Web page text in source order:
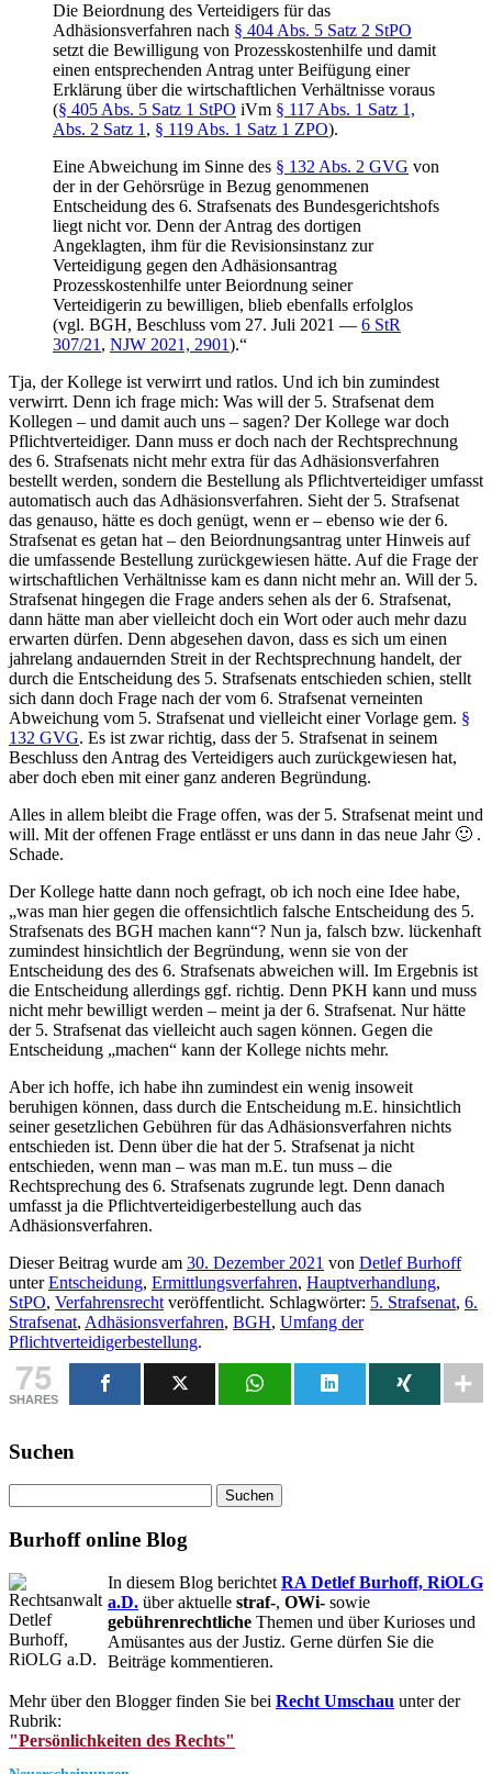
Die Beiordnung des Verteidigers für das
Adhäsionsverfahren nach § 404 Abs. 5 Satz 2 StPO
setzt die Bewilligung von Prozesskostenhilfe und damit
einen entsprechenden Antrag unter Beifügung einer
Erklärung über die wirtschaftlichen Verhältnisse voraus
(§ 405 Abs. 5 Satz 1 StPO iVm § 117 Abs. 1 Satz 1,
Abs. 2 Satz 1 , § 119 Abs. 1 Satz 1 ZPO).
Eine Abweichung im Sinne des § 132 Abs. 2 GVG von
der in der Gehörsrüge in Bezug genommenen
Entscheidung des 6. Strafsenats des Bundesgerichtshofs
liegt nicht vor. Denn der Antrag des dortigen
Angeklagten, ihm für die Revisionsinstanz zur
Verteidigung gegen den Adhäsionsantrag
Prozesskostenhilfe unter Beiordnung seiner
Verteidigerin zu bewilligen, blieb ebenfalls erfolglos
(vgl. BGH, Beschluss vom 27. Juli 2021 — 6 StR
307/21 , NJW 2021, 2901).“
Tja, der Kollege ist verwirrt und ratlos. Und ich bin zumindest
verwirrt. Denn ich frage mich: Was will der 5. Strafsenat dem
Kollegen – und damit auch uns – sagen? Der Kollege war doch
Pflichtverteidiger. Dann muss er doch nach der Rechtsprechnung
des 6. Strafsenats nicht mehr extra für das Adhäsionsverfahren
bestellt werden, sondern die Bestellung als Pflichtverteidiger umfasst
automatisch auch das Adhäsionsverfahren. Sieht der 5. Strafsenat
das genauso, hätte es doch genügt, wenn er – ebenso wie der 6.
Strafsenat es getan hat – den Beiordnungsantrag unter Hinweis auf
die umfassende Bestellung zurückgewiesen hätte. Auf die Frage der
wirtschaftlichen Verhältnisse kam es dann nicht mehr an. Will der 5.
Strafsenat hingegen die Frage anders sehen als der 6. Strafsenat,
dann hätte man aber vielleicht doch ein Wort oder auch mehr dazu
erwarten dürfen. Denn abgesehen davon, dass es sich um einen
jahrelang andauernden Streit in der Rechtsprechnung handelt, der
durch die Entscheidung des 5. Strafsenats entschieden schien, stellt
sich dann doch Frage nach der vom 6. Strafsenat verneinten
Abweichung vom 5. Strafsenat und vielleicht einer Vorlage gem. §
132 GVG. Es ist zwar richtig, dass der 5. Strafsenat in seinem
Beschluss den Antrag des Verteidigers auch zurückgewiesen hat,
aber doch eben mit einer ganz anderen Begründung.
Alles in allem bleibt die Frage offen, was der 5. Strafsenat meint und
will. Mit der offenen Frage entlässt er uns dann in das neue Jahr 🙂 .
Schade.
Der Kollege hatte dann noch gefragt, ob ich noch eine Idee habe,
„was man hier gegen die offensichtlich falsche Entscheidung des 5.
Strafsenats des BGH machen kann“? Nun ja, falsch bzw. lückenhaft
zumindest hinsichtlich der Begründung, wenn sie von der
Entscheidung des des 6. Strafsenats abweichen will. Im Ergebnis ist
die Entscheidung allerdings ggf. richtig. Denn PKH kann und muss
nicht mehr bewilligt werden – meint ja der 6. Strafsenat. Nur hätte
der 5. Strafsenat das vielleicht auch sagen können. Gegen die
Entscheidung „machen“ kann der Kollege nichts mehr.
Aber ich hoffe, ich habe ihn zumindest ein wenig insoweit
beruhigen können, dass durch die Entscheidung m.E. hinsichtlich
seiner gesetzlichen Gebühren für das Adhäsionsverfahren nichts
entschieden ist. Denn über die hat der 5. Strafsenat ja nicht
entschieden, wenn man – was man m.E. tun muss – die
Rechtsprechung des 6. Strafsenats zugrunde legt. Denn danach
umfasst ja die Pflichtverteidigerbestellung auch das
Adhäsionsverfahren.
Dieser Beitrag wurde am 30. Dezember 2021 von Detlef Burhoff
unterEntscheidung, Ermittlungsverfahren, Hauptverhandlung,
StPO, Verfahrensrecht veröffentlicht. Schlagwörter: 5. Strafsenat, 6.
Strafsenat, Adhäsionsverfahren, BGH, Umfang der
Pflichtverteidigerbestellung.
75
SHARES
Suchen
nach:
Burhoff online Blog
In diesem Blog berichtet RA Detlef Burhoff, RiOLG
a.D. über aktuelle straf-, OWi- sowie
gebührenrechtliche Themen und über Kurioses und
Amüsantes aus der Justiz. Gerne dürfen Sie die
Beiträge kommentieren.
Mehr über den Blogger finden Sie bei Recht Umschau unter der
Rubrik:
"Persönlichkeiten des Rechts"